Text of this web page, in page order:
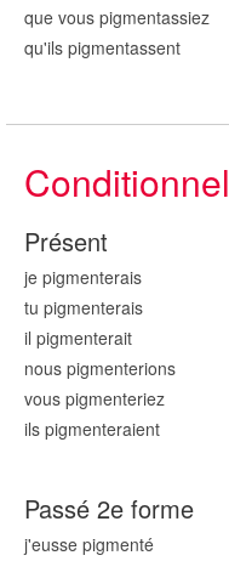
que vous pigmentassiez
qu'ils pigmentassent
Conditionnel
Présent
je pigmenterais
tu pigmenterais
il pigmenterait
nous pigmenterions
vous pigmenteriez
ils pigmenteraient
Passé 2e forme
j'eusse pigmenté